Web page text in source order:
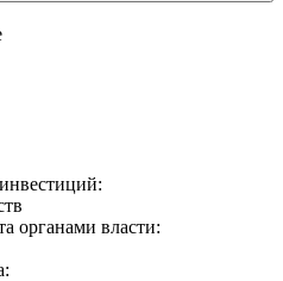
органами власти: